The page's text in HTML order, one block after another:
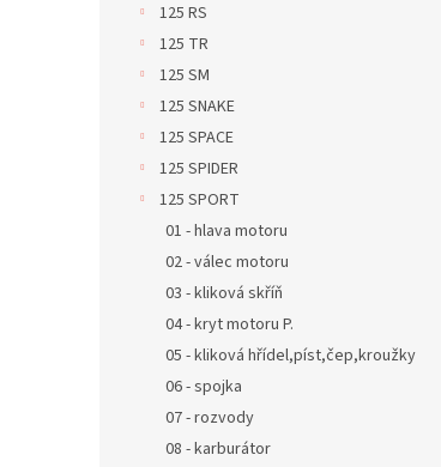
125 RS
125 TR
125 SM
125 SNAKE
125 SPACE
125 SPIDER
125 SPORT
01 - hlava motoru
02 - válec motoru
03 - kliková skříň
04 - kryt motoru P.
05 - kliková hřídel,píst,čep,kroužky
06 - spojka
07 - rozvody
08 - karburátor